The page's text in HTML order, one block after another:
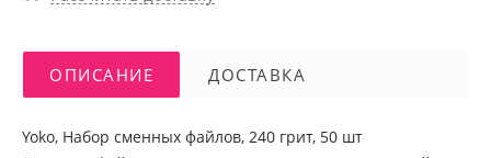
ОПИСАНИЕ ДОСТАВКА
Yoko, Набор сменных файлов, 240 грит, 50 шт